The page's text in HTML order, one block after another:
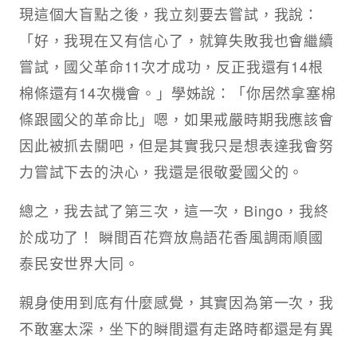
現這個大盲點之後，我立刻要去嘗試，我說：
「好，我現在又有信心了，就算失敗我也會繼續
嘗試，國父革命11次才成功，反正我還有14根
棉條還有14次機會。」學姊說：「你居然拿塞棉
條跟國父的革命比」嗯，如果戒嚴時期我應該會
因此被抓去關吧，但是其實我只是想表達我會努
力嘗試下去的決心，我還是很敬愛國父的。
總之，我去試了第三次，這一次，Bingo，我終
於成功了！ 瞬間百花齊放鳥語花香風調雨順國
泰民安世界大同。
親身使用到底有什麼感覺，其實因為第一次，我
不敢塞太深，坐下的瞬間還有走路時都還是有異